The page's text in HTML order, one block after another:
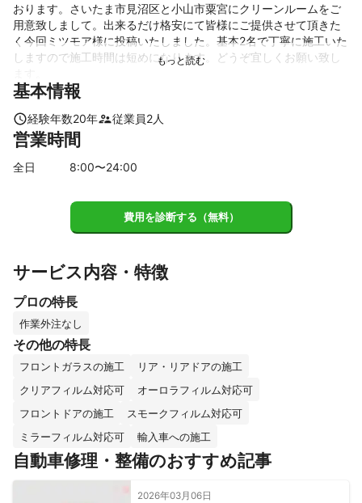
おります。さいたま市見沼区と小山市粟宮にクリーンルームをご
用意致しまして。出来るだけ格安にて皆様にご提供させて頂きた
く今回ミツモア様に投稿いたしました。基本2名で丁寧に施工いた
しますので施工時間は短めになります。どうぞ宜しくお願い致し
これまでの実績
キャリア20年。
アピールポイント
なるべく早く安く綺麗にをモットーに笑顔で受け付けさせて頂い
ております。
基本情報
経験年数20年 従業員2人
営業時間
全日 8:00〜24:00
費用を診断する（無料）
サービス内容・特徴
プロの特長
作業外注なし
その他の特長
フロントガラスの施工
リア・リアドアの施工
クリアフィルム対応可
オーロラフィルム対応可
フロントドアの施工
スモークフィルム対応可
ミラーフィルム対応可
輸入車への施工
自動車修理・整備のおすすめ記事
2026年03月06日